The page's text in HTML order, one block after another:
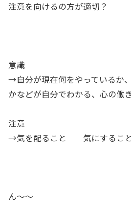
注意を向けるの方が適切？
意識
→自分が現在何をやっているか
かなどが自分でわかる、心の働き
注意
→気を配ること 気にするこ
ん〜〜